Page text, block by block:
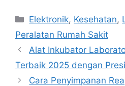
Categories
Elektronik, Kesehatan,
Peralatan Rumah Sakit
Alat Inkubator
Terbaik 2025 dengan
Cara Penyimpanan